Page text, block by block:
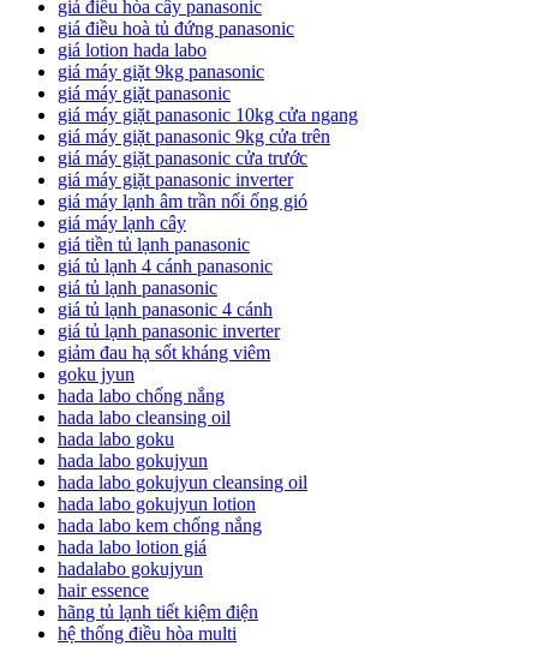
giá điều hòa cây panasonic
giá điều hoà tủ đứng panasonic
giá lotion hada labo
giá máy giặt 9kg panasonic
giá máy giặt panasonic
giá máy giặt panasonic 10kg cửa ngang
giá máy giặt panasonic 9kg cửa trên
giá máy giặt panasonic cửa trước
giá máy giặt panasonic inverter
giá máy lạnh âm trần nối ống gió
giá máy lạnh cây
giá tiền tủ lạnh panasonic
giá tủ lạnh 4 cánh panasonic
giá tủ lạnh panasonic
giá tủ lạnh panasonic 4 cánh
giá tủ lạnh panasonic inverter
giảm đau hạ sốt kháng viêm
goku jyun
hada labo chống nắng
hada labo cleansing oil
hada labo goku
hada labo gokujyun
hada labo gokujyun cleansing oil
hada labo gokujyun lotion
hada labo kem chống nắng
hada labo lotion giá
hadalabo gokujyun
hair essence
hãng tủ lạnh tiết kiệm điện
hệ thống điều hòa multi